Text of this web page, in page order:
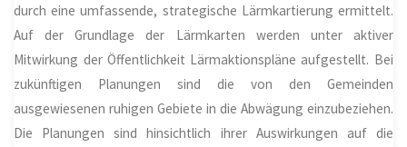
durch eine umfassende, strategische Lärmkartierung ermittelt.
Auf der Grundlage der Lärmkarten werden unter aktiver
Mitwirkung der Öffentlichkeit Lärmaktionspläne aufgestellt. Bei
zukünftigen Planungen sind die von den Gemeinden
ausgewiesenen ruhigen Gebiete in die Abwägung einzubeziehen.
Die Planungen sind hinsichtlich ihrer Auswirkungen auf die